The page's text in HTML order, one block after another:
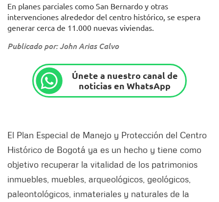
En planes parciales como San Bernardo y otras
intervenciones alrededor del centro histórico, se espera
generar cerca de 11.000 nuevas viviendas.
Publicado por: John Arias Calvo
Únete a nuestro canal de
noticias en WhatsApp
El Plan Especial de Manejo y Protección del Centro
Histórico de Bogotá ya es un hecho y tiene como
objetivo recuperar la vitalidad de los patrimonios
inmuebles, muebles, arqueológicos, geológicos,
paleontológicos, inmateriales y naturales de la